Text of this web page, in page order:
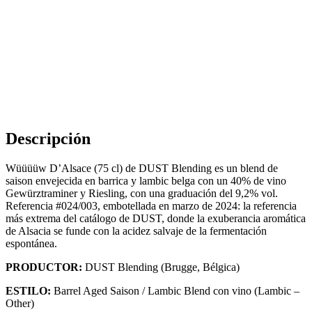
Descripción
Wüüüüw D’Alsace (75 cl) de DUST Blending es un blend de
saison envejecida en barrica y lambic belga con un 40% de vino
Gewürztraminer y Riesling, con una graduación del 9,2% vol.
Referencia #024/003, embotellada en marzo de 2024: la referencia
más extrema del catálogo de DUST, donde la exuberancia aromática
de Alsacia se funde con la acidez salvaje de la fermentación
espontánea.
PRODUCTOR: DUST Blending (Brugge, Bélgica)
ESTILO: Barrel Aged Saison / Lambic Blend con vino (Lambic –
Other)